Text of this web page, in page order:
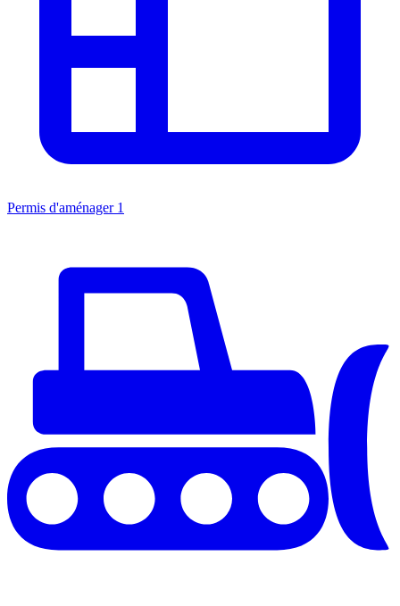
Permis d'aménager 1